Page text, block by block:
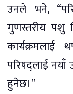
उनले भने,
गुणस्तरीय पशु
परिषद्लाई नयाँ
हुनेछ।”